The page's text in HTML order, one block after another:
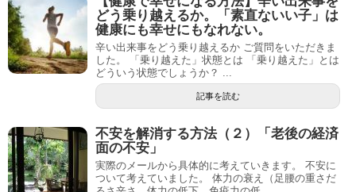
どう乗り越えるか。「素直ないい子」は
健康にも幸せにもなれない。
辛い出来事をどう乗り越えるか ご質問をいただきま
した。 「乗り越えた」状態とは 「乗り越えた」とは
どういう状態でしょうか？ ...
記事を読む
不安を解消する方法（２）「老後の経済
面の不安」
実際のメールから具体的に考えていきます。 不安に
ついて考えていました。 体力の衰え（足腰の重さだ